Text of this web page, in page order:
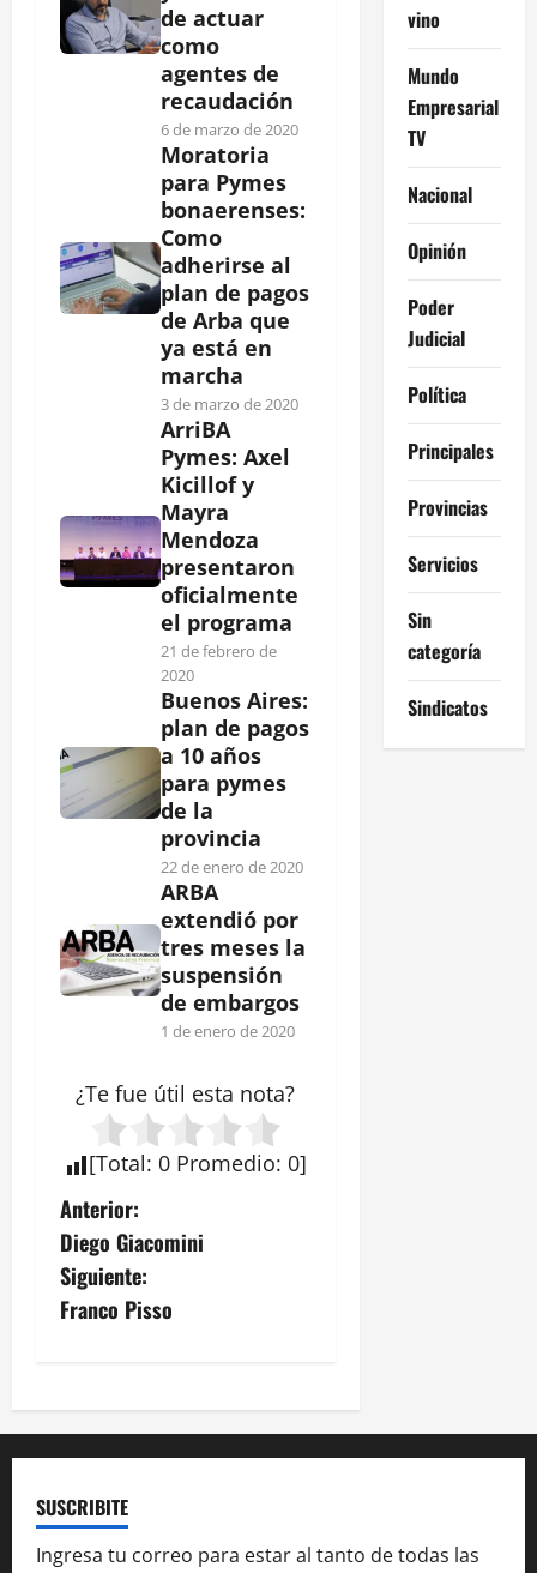
de actuar
como
agentes de
recaudación
6 de marzo de 2020
Moratoria
para Pymes
bonaerenses:
Como
adherirse al
plan de pagos
de Arba que
ya está en
marcha
3 de marzo de 2020
ArriBA
Pymes: Axel
Kicillof y
Mayra
Mendoza
presentaron
oficialmente
el programa
21 de febrero de
2020
Buenos Aires:
plan de pagos
a 10 años
para pymes
de la
provincia
22 de enero de 2020
ARBA
extendió por
tres meses la
suspensión
de embargos
1 de enero de 2020
¿Te fue útil esta nota?
[Total: 0 Promedio: 0]
N
a
v
g
a
c
Anterior:
Diego Giacomini
Siguiente:
Franco Pisso
vino
Mundo
Empresarial
TV
Nacional
Opinión
Poder
Judicial
Política
Principales
Provincias
Servicios
Sin
categoría
Sindicatos
SUSCRIBITE
Ingresa tu correo para estar al tanto de todas las